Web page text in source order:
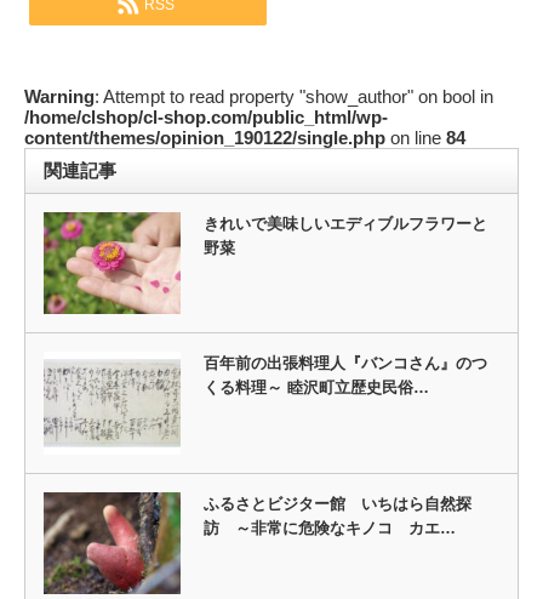
RSS
Warning: Attempt to read property "show_author" on bool in
/home/clshop/cl-shop.com/public_html/wp-
content/themes/opinion_190122/single.php on line 84
関連記事
きれいで美味しいエディブルフラワーと
野菜
百年前の出張料理人『バンコさん』のつ
くる料理～ 睦沢町立歴史民俗…
ふるさとビジター館 いちはら自然探
訪 ～非常に危険なキノコ カエ…